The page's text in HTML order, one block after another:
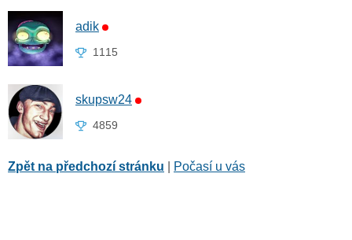
adik
1115
skupsw24
4859
Zpět na předchozí stránku Počasí u vás